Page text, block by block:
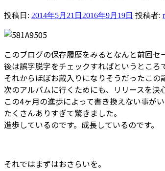
投稿日: 2014年5月21日 2016年9月19日 投稿者:
このブログの保存履歴をみるとなんと前回セ
後は誤字脱字をチェックすればというところ
それからほぼお蔵入りになりそうだったこの
次のアルバムに行くためにも、リリースを決
この4ヶ月の進歩によって書き換えない事が
たくさんありすぎて驚きました。
進歩しているのです。成長しているのです。
それではまずはおさらいを。